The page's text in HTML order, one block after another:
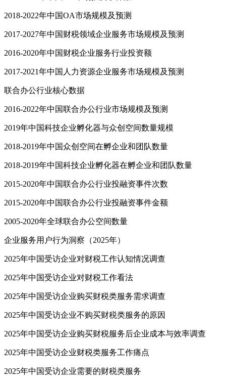
2018-2022年中国OA市场规模及预测
2017-2027年中国财税领域企业服务市场规模及预测
2016-2020年中国财税企业服务行业投资额
2017-2021年中国人力资源企业服务市场规模及预测
联合办公行业核心数据
2016-2022年中国联合办公行业市场规模及预测
2019年中国科技企业孵化器与众创空间数量规模
2018-2019年中国众创空间在孵企业和团队数量
2018-2019年中国科技企业孵化器在孵企业和团队数量
2015-2020年中国联合办公行业投融资事件次数
2015-2020年中国联合办公行业投融资事件金额
2005-2020年全球联合办公空间数量
企业服务用户行为洞察（2025年）
2025年中国受访企业对财税工作认知情况调查
2025年中国受访企业对财税工作看法
2025年中国受访企业购买财税类服务需求调查
2025年中国受访企业不购买财税类服务的原因
2025年中国受访企业购买财税服务后企业成本与效率调查
2025年中国受访企业财税类服务工作痛点
2025年中国受访企业需要的财税类服务